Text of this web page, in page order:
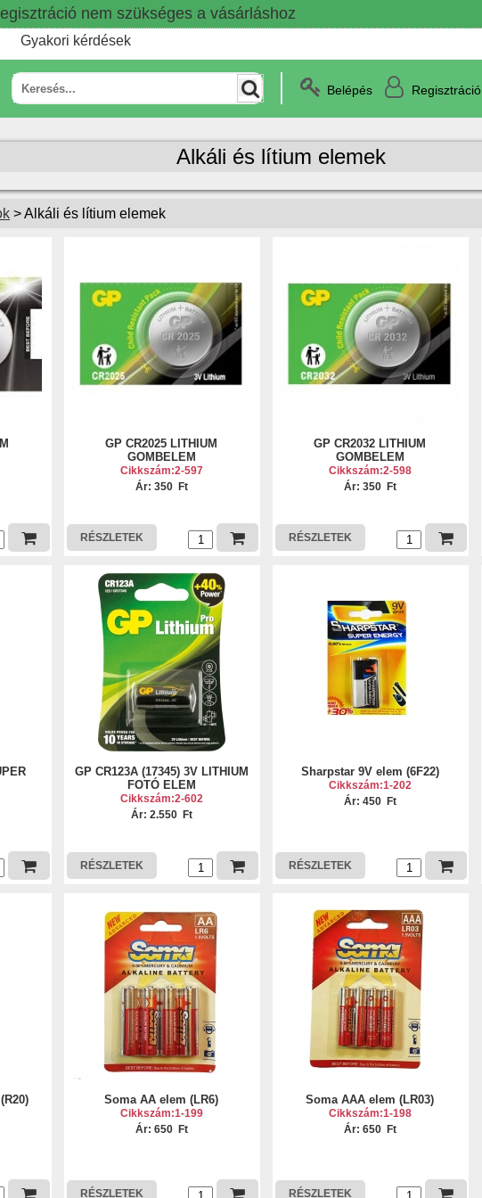
nem szükséges a vásárláshoz
Gyakori kérdések
Belépés Regisztráció
Alkáli és lítium elemek
> Alkáli és lítium elemek
GP CR2025 LITHIUM
GOMBELEM
Cikkszám:2-597
Ár: 350 Ft
RÉSZLETEK
GP CR2032 LITHIUM
GOMBELEM
Cikkszám:2-598
Ár: 350 Ft
RÉSZLETEK
GP CR123A (17345) 3V LITHIUM
FOTÓ ELEM
Cikkszám:2-602
Ár: 2.550 Ft
RÉSZLETEK
Sharpstar 9V elem (6F22)
Cikkszám:1-202
Ár: 450 Ft
RÉSZLETEK
Soma AA elem (LR6)
Cikkszám:1-199
Ár: 650 Ft
RÉSZLETEK
Soma AAA elem (LR03)
Cikkszám:1-198
Ár: 650 Ft
RÉSZLETEK